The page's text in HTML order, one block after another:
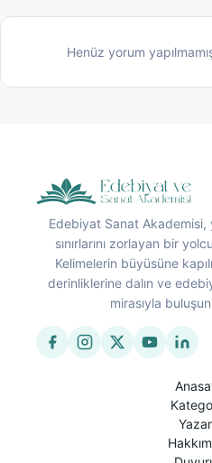
Henüz yorum
Edebiyat Sanat Akademisi,
sınırlarını zorlayan bir
Kelimelerin büyüsüne
derinliklerine dalın ve
mirasıyla